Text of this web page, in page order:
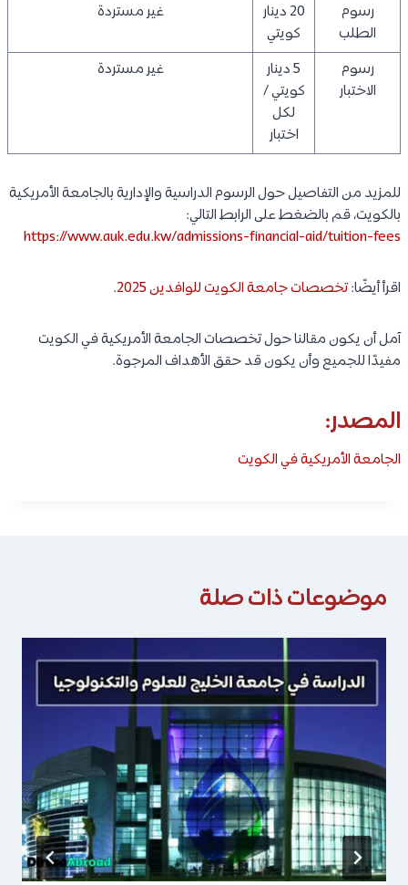
رسوم
الطلب
20 دينار
كويتي
غير مستردة
رسوم
الاختبار
5 دينار
كويتي /
لكل
اختبار
غير مستردة
للمزيد من التفاصيل حول الرسوم الدراسية والإدارية بالجامعة الأمريكية
بالكويت، قم بالضغط على الرابط التالي:
https://www.auk.edu.kw/admissions-financial-aid/tuition-fees
اقرأ أيضًا:تخصصات جامعة الكويت للوافدين 2025 .
آمل أن يكون مقالنا حول تخصصات الجامعة الأمريكية في الكويت
مفيدًا للجميع وأن يكون قد حقق الأهداف المرجوة.
المصدر:
الجامعة الأمريكية في الكويت
موضوعات ذات صلة